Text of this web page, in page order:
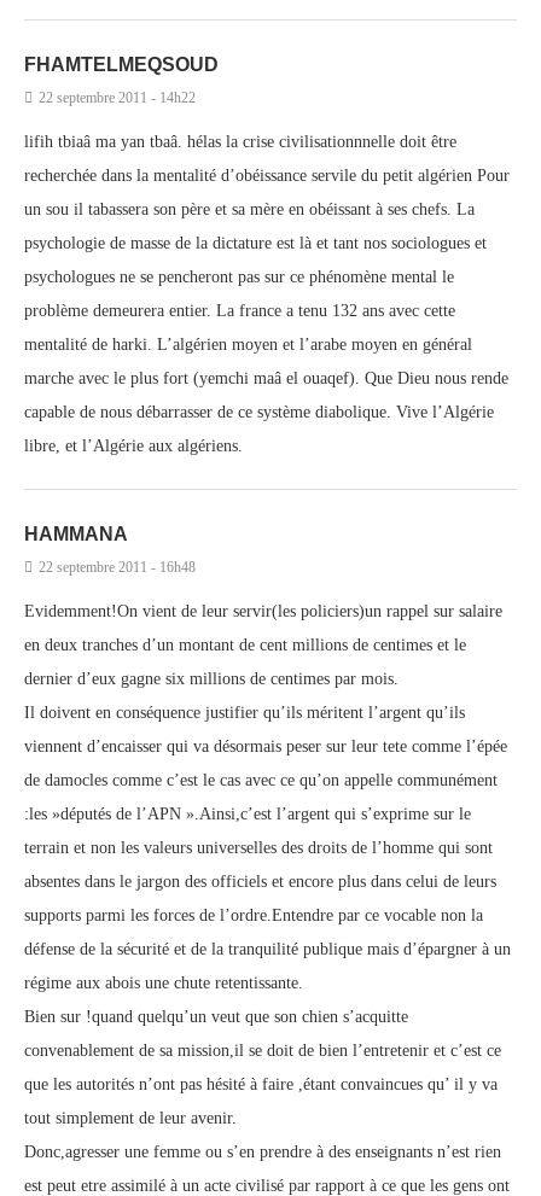
FHAMTELMEQSOUD
22 septembre 2011 - 14h22
lifih tbiaâ ma yan tbaâ. hélas la crise civilisationnnelle doit être
recherchée dans la mentalité d’obéissance servile du petit algérien Pour
un sou il tabassera son père et sa mère en obéissant à ses chefs. La
psychologie de masse de la dictature est là et tant nos sociologues et
psychologues ne se pencheront pas sur ce phénomène mental le
problème demeurera entier. La france a tenu 132 ans avec cette
mentalité de harki. L’algérien moyen et l’arabe moyen en général
marche avec le plus fort (yemchi maâ el ouaqef). Que Dieu nous rende
capable de nous débarrasser de ce système diabolique. Vive l’Algérie
libre, et l’Algérie aux algériens.
HAMMANA
22 septembre 2011 - 16h48
Evidemment!On vient de leur servir(les policiers)un rappel sur salaire
en deux tranches d’un montant de cent millions de centimes et le
dernier d’eux gagne six millions de centimes par mois.
Il doivent en conséquence justifier qu’ils méritent l’argent qu’ils
viennent d’encaisser qui va désormais peser sur leur tete comme l’épée
de damocles comme c’est le cas avec ce qu’on appelle communément
:les »députés de l’APN ».Ainsi,c’est l’argent qui s’exprime sur le
terrain et non les valeurs universelles des droits de l’homme qui sont
absentes dans le jargon des officiels et encore plus dans celui de leurs
supports parmi les forces de l’ordre.Entendre par ce vocable non la
défense de la sécurité et de la tranquilité publique mais d’épargner à un
régime aux abois une chute retentissante.
Bien sur !quand quelqu’un veut que son chien s’acquitte
convenablement de sa mission,il se doit de bien l’entretenir et c’est ce
que les autorités n’ont pas hésité à faire ,étant convaincues qu’ il y va
tout simplement de leur avenir.
Donc,agresser une femme ou s’en prendre à des enseignants n’est rien
est peut etre assimilé à un acte civilisé par rapport à ce que les gens ont